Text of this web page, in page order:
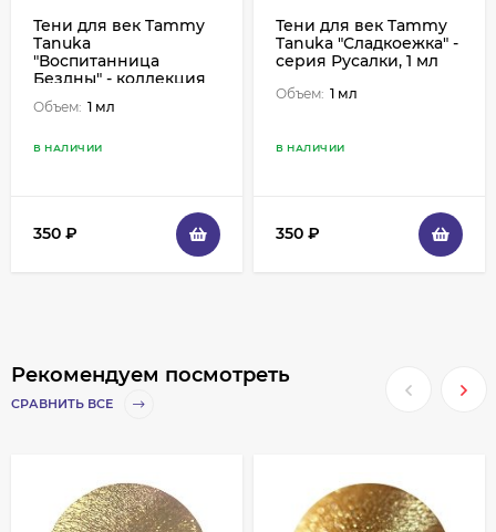
Тени для век Tammy
Tanuka
"Воспитанница
Бездны" - коллекция
Нежить, 1 мл
Объем: 1 мл
В НАЛИЧИИ
350 ₽
Тени для век Tammy
Tanuka "Сладкоежка" -
серия Русалки, 1 мл
Объем: 1 мл
В НАЛИЧИИ
350 ₽
Рекомендуем посмотреть
СРАВНИТЬ ВСЕ